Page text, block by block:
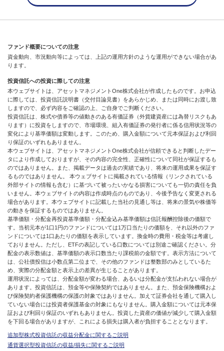
ファンド概要についての注意
資金動向、市況動向等によっては、上記の運用方針のような運用ができない場合があ
ります。
投資信託への投資に際しての注意
本ウェブサイトは、アセットマネジメントOne株式会社が作成したものです。お申込
に際しては、投資信託説明書（交付目論見書）をあらかじめ、または同時にお渡し致
しますので、必ず内容をご確認の上、ご自身でご判断ください。
投資信託は、株式や債券等の値動きのある有価証券（外貨建資産には為替リスクもあ
ります）に投資をしますので、市場環境、組入有価証券の発行者に係る信用状況等の
変化により基準価額は変動します。このため、購入金額について元本保証および利回
り保証のいずれもありません。
本ウェブサイトは、アセットマネジメントOne株式会社が信頼できると判断したデー
タにより作成しておりますが、その内容の完全性、正確性について同社が保証するも
のではありません。また、掲載データは過去の実績であり、将来の運用成果を保証す
るものではありません。 本ウェブサイトに掲載されている情報（リンクされている
外部サイトの情報も含む）に基づいて被ったいかなる損害についても一切の責任を負
いません。本ウェブサイトの内容は作成時点のものであり、今後予告なく変更される
場合があります。本ウェブサイトに記載した当社の見通し等は、将来の景気や株価等
の動きを保証するものではありません。
基準価額・分配金再投資基準価額・分配金込み基準価額は信託報酬控除後の価額で
す。当初元本が1口1円のファンドについては1万口当たりの価額を、それ以外のファ
ンドについては1口あたりの価額を表示しています。換金時の費用・税金等は考慮し
ておりません。ただし、ETFの表記している口数については別途ご確認ください。分
配金の表示数値は、基準価額の表示口数当たり課税前の金額です。表示方法について
は、公社債投信は小数点第二位まで、その他のファンドは整数部のみとしているた
め、実際の分配金額と表示上の差異が生じることがあります。
運用状況によっては、分配金額が変わる場合、あるいは分配金が支払われない場合が
あります。投資信託は、預金等や保険契約ではありません。また、預金保険機構およ
び保険契約者保護機構の保護の対象ではありません。加えて証券会社を通して購入し
ていない場合には投資者保護基金の対象にもなりません。購入金額については元本保
証および利回り保証のいずれもありません。投資した資産の価値が減少して購入金額
を下回る場合がありますが、これによる損失は購入者が負担することとなります。
追加型株式投資信託の収益分配金に関するご説明
通貨選択型投資信託の収益/損失に関するご説明